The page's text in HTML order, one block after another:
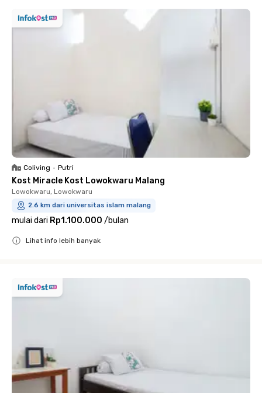
Coliving • Putri
Kost Miracle Kost Lowokwaru Malang
Lowokwaru, Lowokwaru
2.6 km dari universitas islam malang
mulai dari Rp1.100.000 /bulan
Lihat info lebih banyak